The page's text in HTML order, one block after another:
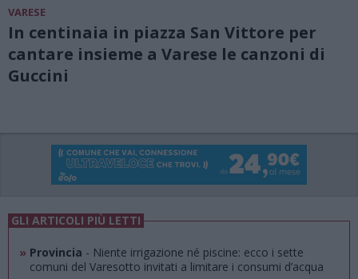
VARESE
In centinaia in piazza San Vittore per
cantare insieme a Varese le canzoni di
Guccini
GLI ARTICOLI PIÙ LETTI
» Provincia - Niente irrigazione né piscine: ecco i sette
comuni del Varesotto invitati a limitare i consumi d’acqua